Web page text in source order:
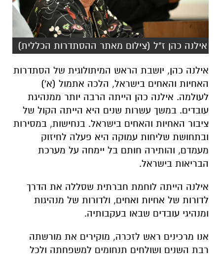
אילנה כהן ז"ל (צילום מאתר ההסתדרות הכללית)
אילנה כהן, יושבת הראש המיתולוגית של הסתדרות
האחיות והאחים בישראל, הלכה אתמול (א')
לעולמה. אילנה כהן הייתה הרבה יותר ממנהיגת
עובדים. במשך עשרות שנים היא הייתה הקול של
ציבור האחיות והאחים בישראל. בנחישות, במסירות
ובתחושת שליחות עמוקה היא פעלה לחיזוק
מעמדם, והותירה חותם בל יימחה על מערכת
הבריאות בישראל.
אילנה הייתה לוחמת חברתית שסללה את הדרך
לדורות של אחיות ואחים, ולדורות של מנהיגות
ומנהיגי עובדים שבאו בעקבותיה.
אנו מרכינים ראש לזכרה, מוקירים את מורשתה
רבת השנים ושולחים תנחומים למשפחתה ולכל